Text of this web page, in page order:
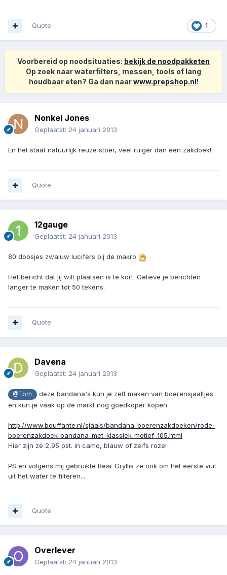
1
Quote
Voorbereid op noodsituaties: bekijk de noodpakketen
Op zoek naar waterfilters, messen, tools of lang
houdbaar eten? Ga dan naarwww.prepshop.nl!
Nonkel Jones
Geplaatst: 24 januari 2013
En het staat natuurlijk reuze stoer, veel ruiger dan een zakdoek!
Quote
12gauge
Geplaatst: 24 januari 2013
80 doosjes zwaluw lucifers bij de makro
Het bericht dat jij wilt plaatsen is te kort. Gelieve je berichten
langer te maken tot 50 tekens.
Quote
Davena
Geplaatst: 24 januari 2013
@Tom
deze bandana's kun je zelf maken van boerensjaaltjes
en kun je vaak op de markt nog goedkoper kopen
http://www.bouffante.nl/sjaals/bandana-boerenzakdoeken/rode-
boerenzakdoek-bandana-met-klassiek-motief-105.html
Hier zijn ze 2,95 pst. in camo, blauw of zelfs roze!
PS en volgens mij gebruikte Bear Gryllis ze ook om het eerste vuil
uit het water te filteren...
Quote
Overlever
Geplaatst: 24 januari 2013